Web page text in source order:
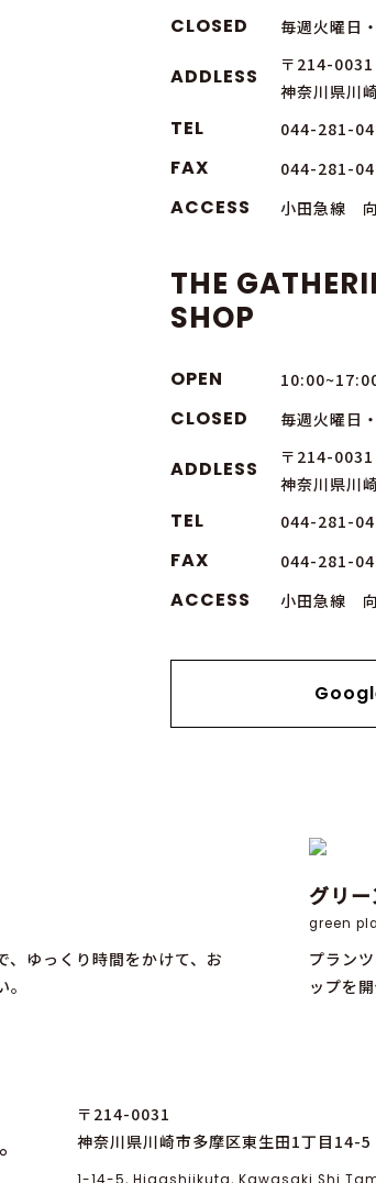
CLOSED 毎週火曜日
ADDLESS
〒214-0031
神奈川県川
TEL 044-281-
FAX 044-281-
ACCESS 小田急線
THE
SHOP
OPEN
CLOSED 毎週火曜日
ADDLESS
〒214-0031
神奈川県川
TEL 044-281-
FAX 044-281-
ACCESS 小田急線
、ゆっくり時間をかけて、お
グリ
green
プラン
ップを
〒214-0031
神奈川県川崎市多摩区東生田1丁目14-5